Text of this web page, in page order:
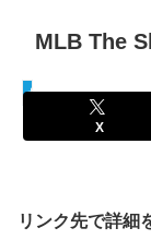
MLB The
セールハンター 激安情
X
リンク先で詳細